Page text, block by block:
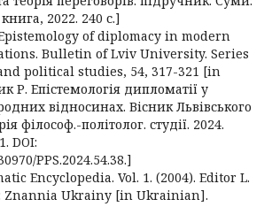
2022. 240 с.]
of diplomacy in modern
Bulletin of Lviv University. Series
political studies, 54, 317-321 [in
Р. Епістемологія дипломатії у
відносинах. Вісник Львівського
філософ.-політолог. студії. 2024.
DOI:
PPS.2024.54.38.]
Encyclopedia. Vol. 1. (2004). Editor L.
Znannia Ukrainy [in Ukrainian].